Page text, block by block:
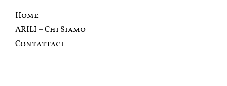
Home
ARILI – Chi Siamo
Contattaci